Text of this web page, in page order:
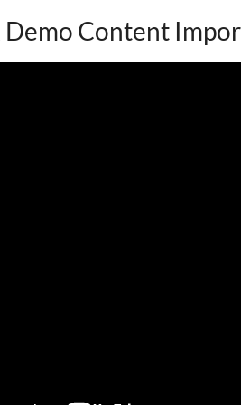
Demo Content